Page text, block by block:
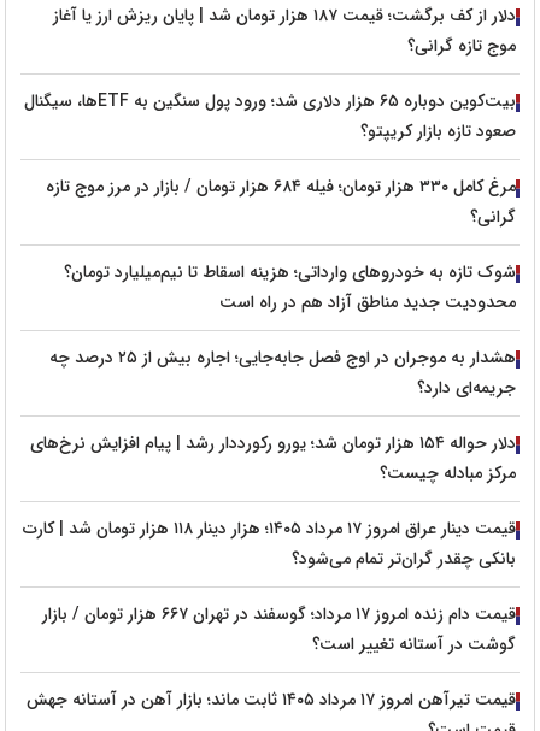
دلار از کف برگشت؛ قیمت ۱۸۷ هزار تومان شد | پایان ریزش ارز یا آغاز
موج تازه گرانی؟
بیت‌کوین دوباره ۶۵ هزار دلاری شد؛ ورود پول سنگین به ETFها، سیگنال
صعود تازه بازار کریپتو؟
مرغ کامل ۳۳۰ هزار تومان؛ فیله ۶۸۴ هزار تومان / بازار در مرز موج تازه
گرانی؟
شوک تازه به خودروهای وارداتی؛ هزینه اسقاط تا نیم‌میلیارد تومان؟
محدودیت جدید مناطق آزاد هم در راه است
هشدار به موجران در اوج فصل جابه‌جایی؛ اجاره بیش از ۲۵ درصد چه
جریمه‌ای دارد؟
دلار حواله ۱۵۴ هزار تومان شد؛ یورو رکورددار رشد | پیام افزایش نرخ‌های
مرکز مبادله چیست؟
قیمت دینار عراق امروز ۱۷ مرداد ۱۴۰۵؛ هزار دینار ۱۱۸ هزار تومان شد | کارت
بانکی چقدر گران‌تر تمام می‌شود؟
قیمت دام زنده امروز ۱۷ مرداد؛ گوسفند در تهران ۶۶۷ هزار تومان / بازار
گوشت در آستانه تغییر است؟
قیمت تیرآهن امروز ۱۷ مرداد ۱۴۰۵ ثابت ماند؛ بازار آهن در آستانه جهش